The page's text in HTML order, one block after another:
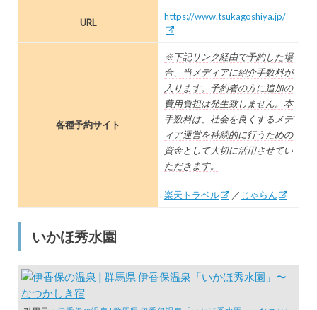
URL
https://www.tsukagoshiya.jp/
各種予約サイト
※下記リンク経由で予約した場
合、当メディアに紹介手数料が
入ります。予約者の方に追加の
費用負担は発生致しません。本
手数料は、社会を良くするメデ
ィア運営を持続的に行うための
資金として大切に活用させてい
ただきます。
楽天トラベル ／ じゃらん
いかほ秀水園